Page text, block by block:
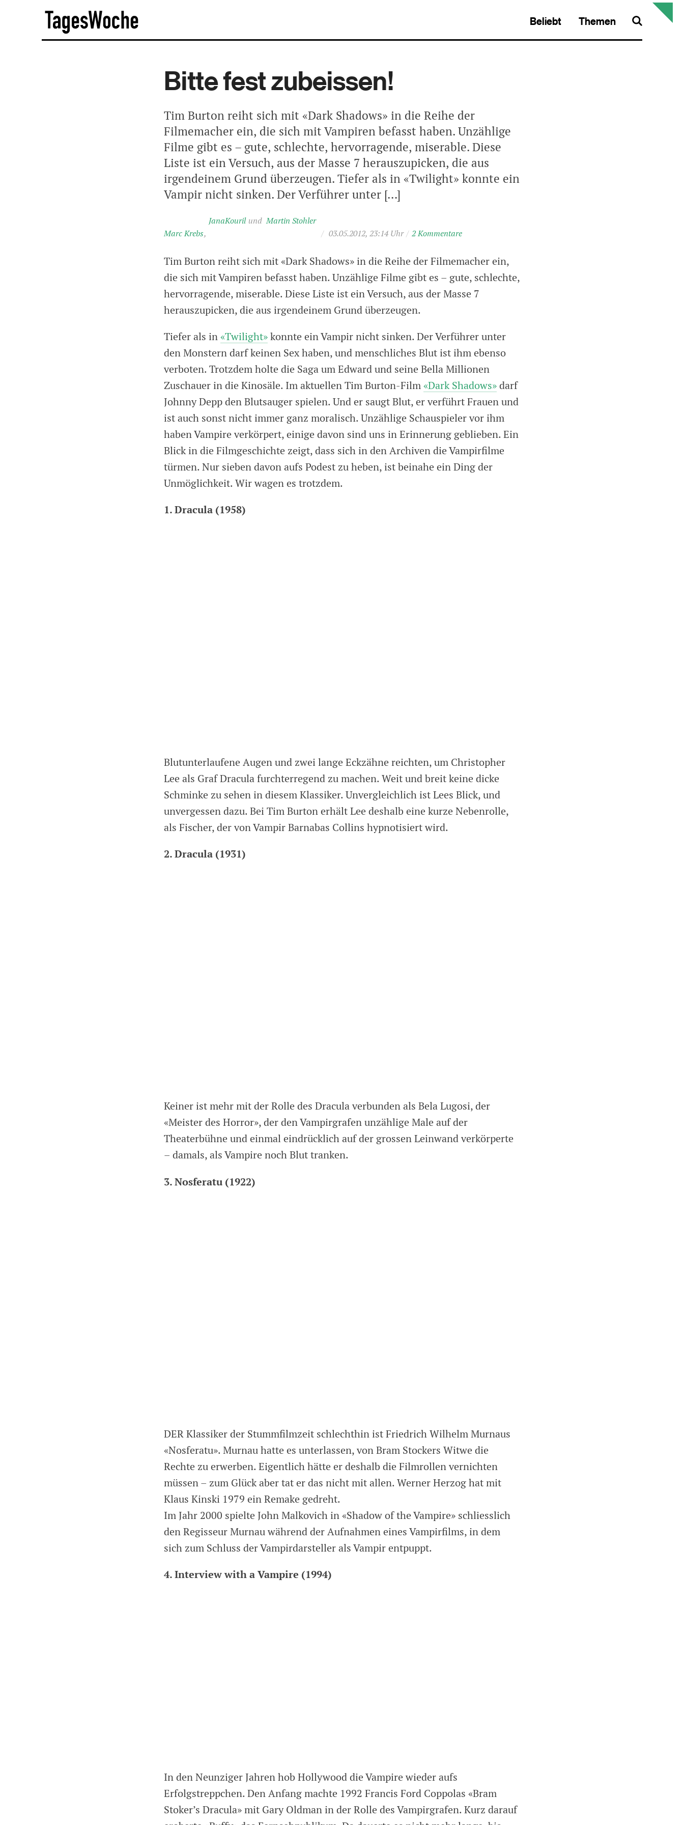
Beliebt Themen
Bitte fest zubeissen!
Tim Burton reiht sich mit «Dark Shadows» in die Reihe der
Filmemacher ein, die sich mit Vampiren befasst haben. Unzählige
Filme gibt es – gute, schlechte, hervorragende, miserable. Diese
Liste ist ein Versuch, aus der Masse 7 herauszupicken, die aus
irgendeinem Grund überzeugen. Tiefer als in «Twilight» konnte ein
Vampir nicht sinken. Der Verführer unter […]
Marc Krebs
JanaKouril
Martin Stohler
/ 03.05.2012, 23:14 Uhr / 2 Kommentare
Tim Burton reiht sich mit «Dark Shadows» in die Reihe der Filmemacher ein,
die sich mit Vampiren befasst haben. Unzählige Filme gibt es – gute, schlechte,
hervorragende, miserable. Diese Liste ist ein Versuch, aus der Masse 7
herauszupicken, die aus irgendeinem Grund überzeugen.
Tiefer als in«Twilight»konnte ein Vampir nicht sinken. Der Verführer unter
den Monstern darf keinen Sex haben, und menschliches Blut ist ihm ebenso
verboten. Trotzdem holte die Saga um Edward und seine Bella Millionen
Zuschauer in die Kinosäle. Im aktuellen Tim Burton-Film«Dark Shadows»darf
Johnny Depp den Blutsauger spielen. Und er saugt Blut, er verführt Frauen und
ist auch sonst nicht immer ganz moralisch. Unzählige Schauspieler vor ihm
haben Vampire verkörpert, einige davon sind uns in Erinnerung geblieben. Ein
Blick in die Filmgeschichte zeigt, dass sich in den Archiven die Vampirfilme
türmen. Nur sieben davon aufs Podest zu heben, ist beinahe ein Ding der
Unmöglichkeit. Wir wagen es trotzdem.
1. Dracula (1958)
Blutunterlaufene Augen und zwei lange Eckzähne reichten, um Christopher
Lee als Graf Dracula furchterregend zu machen. Weit und breit keine dicke
Schminke zu sehen in diesem Klassiker. Unvergleichlich ist Lees Blick, und
unvergessen dazu. Bei Tim Burton erhält Lee deshalb eine kurze Nebenrolle,
als Fischer, der von Vampir Barnabas Collins hypnotisiert wird.
2. Dracula (1931)
Keiner ist mehr mit der Rolle des Dracula verbunden als Bela Lugosi, der
«Meister des Horror», der den Vampirgrafen unzählige Male auf der
Theaterbühne und einmal eindrücklich auf der grossen Leinwand verkörperte
– damals, als Vampire noch Blut tranken.
3. Nosferatu (1922)
DER Klassiker der Stummfilmzeit schlechthin ist Friedrich Wilhelm Murnaus
«Nosferatu». Murnau hatte es unterlassen, von Bram Stockers Witwe die
Rechte zu erwerben. Eigentlich hätte er deshalb die Filmrollen vernichten
müssen – zum Glück aber tat er das nicht mit allen. Werner Herzog hat mit
Klaus Kinski 1979 ein Remake gedreht.
Im Jahr 2000 spielte John Malkovich in «Shadow of the Vampire» schliesslich
den Regisseur Murnau während der Aufnahmen eines Vampirfilms, in dem
sich zum Schluss der Vampirdarsteller als Vampir entpuppt.
4. Interview with a Vampire (1994)
In den Neunziger Jahren hob Hollywood die Vampire wieder aufs
Erfolgstreppchen. Den Anfang machte 1992 Francis Ford Coppolas «Bram
Stoker’s Dracula» mit Gary Oldman in der Rolle des Vampirgrafen. Kurz darauf